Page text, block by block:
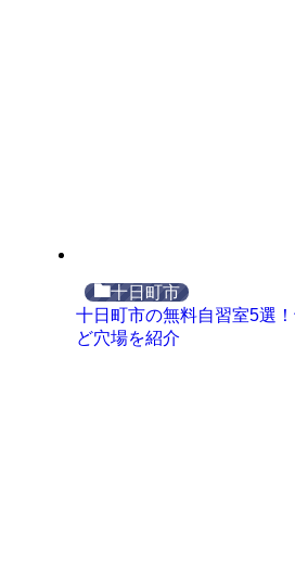
十日町市
十日町市の無料自習室5選
ど穴場を紹介